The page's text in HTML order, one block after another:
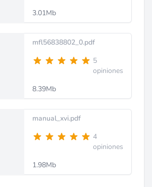
3.01Mb
mfl56838802_0.pdf
5
opiniones
8.39Mb
manual_xvi.pdf
4
opiniones
1.98Mb